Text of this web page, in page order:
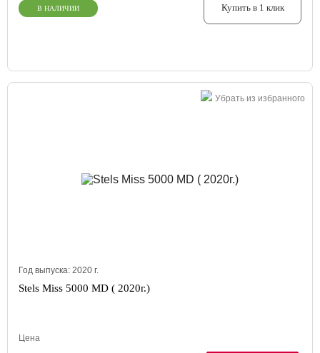
В НАЛИЧИИ Купить в 1 клик
Убрать из избранного
Год выпуска: 2020 г.
Stels Miss 5000 MD ( 2020г.)
Цена